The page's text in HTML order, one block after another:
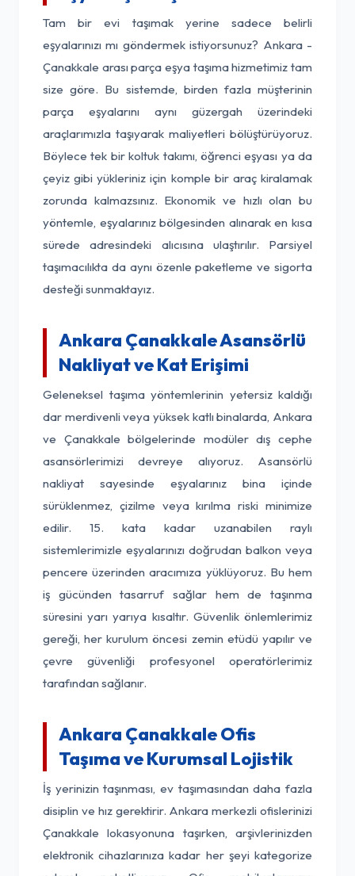
Tam bir evi taşımak yerine sadece belirli
eşyalarınızı mı göndermek istiyorsunuz? Ankara -
Çanakkale arası parça eşya taşıma hizmetimiz tam
size göre. Bu sistemde, birden fazla müşterinin
parça eşyalarını aynı güzergah üzerindeki
araçlarımızla taşıyarak maliyetleri bölüştürüyoruz.
Böylece tek bir koltuk takımı, öğrenci eşyası ya da
çeyiz gibi yükleriniz için komple bir araç kiralamak
zorunda kalmazsınız. Ekonomik ve hızlı olan bu
yöntemle, eşyalarınız bölgesinden alınarak en kısa
sürede adresindeki alıcısına ulaştırılır. Parsiyel
taşımacılıkta da aynı özenle paketleme ve sigorta
desteği sunmaktayız.
Ankara Çanakkale Asansörlü
Nakliyat ve Kat Erişimi
Geleneksel taşıma yöntemlerinin yetersiz kaldığı
dar merdivenli veya yüksek katlı binalarda, Ankara
ve Çanakkale bölgelerinde modüler dış cephe
asansörlerimizi devreye alıyoruz. Asansörlü
nakliyat sayesinde eşyalarınız bina içinde
sürüklenmez, çizilme veya kırılma riski minimize
edilir. 15. kata kadar uzanabilen raylı
sistemlerimizle eşyalarınızı doğrudan balkon veya
pencere üzerinden aracımıza yüklüyoruz. Bu hem
iş gücünden tasarruf sağlar hem de taşınma
süresini yarı yarıya kısaltır. Güvenlik önlemlerimiz
gereği, her kurulum öncesi zemin etüdü yapılır ve
çevre güvenliği profesyonel operatörlerimiz
tarafından sağlanır.
Ankara Çanakkale Ofis
Taşıma ve Kurumsal Lojistik
İş yerinizin taşınması, ev taşımasından daha fazla
disiplin ve hız gerektirir. Ankara merkezli ofislerinizi
Çanakkale lokasyonuna taşırken, arşivlerinizden
elektronik cihazlarınıza kadar her şeyi kategorize